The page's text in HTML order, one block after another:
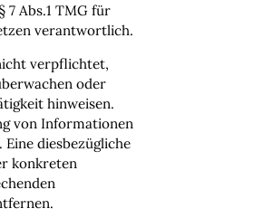
7 Abs.1 TMG für
verantwortlich.
verpflichtet,
oder
hinweisen.
von Informationen
diesbezügliche
konkreten